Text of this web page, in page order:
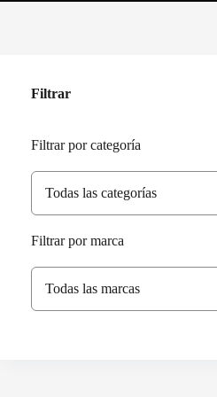
Filtrar
Filtrar por categoría
Todas las categorías
Filtrar por marca
Todas las marcas